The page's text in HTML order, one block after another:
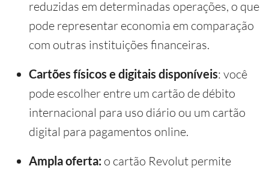
reduzidas em determinadas operações, o que
pode representar economia em comparação
com outras instituições financeiras.
Cartões físicos e digitais disponíveis: você
pode escolher entre um cartão de débito
internacional para uso diário ou um cartão
digital para pagamentos online.
Ampla oferta: o cartão Revolut permite